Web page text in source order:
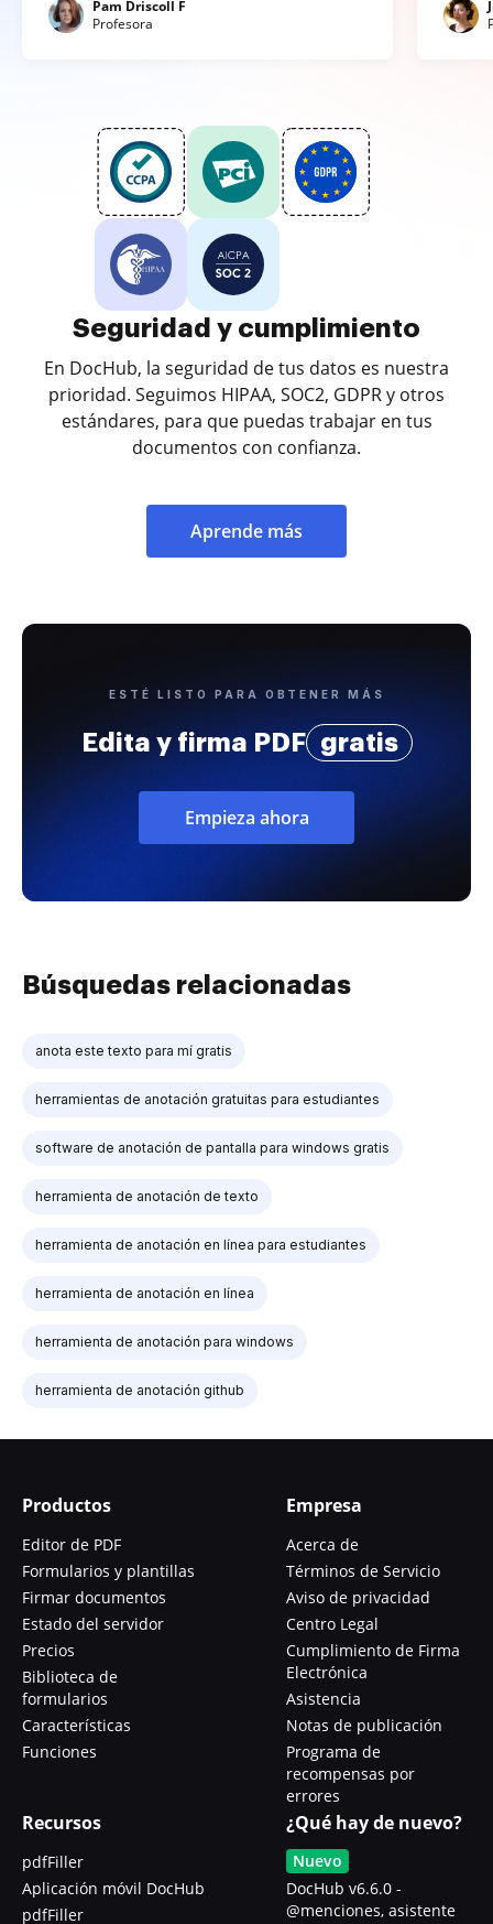
Pam Driscoll F
Profesora
Seguridad y cumplimiento
En DocHub, la seguridad de tus datos es nuestra
prioridad. Seguimos HIPAA, SOC2, GDPR y otros
estándares, para que puedas trabajar en tus
documentos con confianza.
Aprende más
ESTÉ LISTO PARA OBTENER MÁS
Edita y firma PDF gratis
Empieza ahora
Búsquedas relacionadas
anota este texto para mí gratis
herramientas de anotación gratuitas para estudiantes
software de anotación de pantalla para windows gratis
herramienta de anotación de texto
herramienta de anotación en línea para estudiantes
herramienta de anotación en línea
herramienta de anotación para windows
herramienta de anotación github
Productos
Editor de PDF
Formularios y plantillas
Firmar documentos
Estado del servidor
Precios
Biblioteca de
formularios
Características
Funciones
Empresa
Acerca de
Términos de Servicio
Aviso de privacidad
Centro Legal
Cumplimiento de Firma
Electrónica
Asistencia
Notas de publicación
Programa de
recompensas por
errores
Recursos
pdfFiller
Aplicación móvil DocHub
pdfFiller
¿Qué hay de nuevo?
Nuevo
DocHub v6.6.0 -
@menciones, asistente